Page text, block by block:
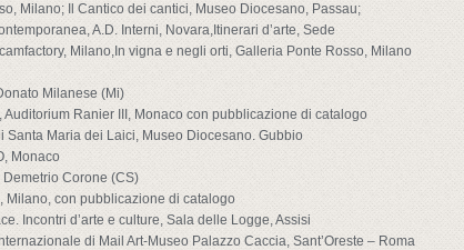
Milano; Il Cantico dei cantici, Museo Diocesano, Passau;
A.D. Interni, Novara,Itinerari d’arte, Sede
Milano,In vigna e negli orti, Galleria Ponte Rosso, Milano
Milanese (Mi)
Ranier III, Monaco con pubblicazione di catalogo
Santa Maria dei Laici, Museo Diocesano. Gubbio
Monaco
Demetrio Corone (CS)
Milano, con pubblicazione di catalogo
Incontri d’arte e culture, Sala delle Logge, Assisi
di Mail Art-Museo Palazzo Caccia, Sant’Oreste – Roma